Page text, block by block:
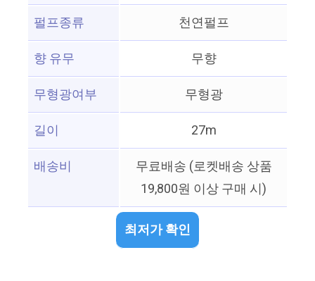
펄프종류
천연펄프
향 유무
무향
무형광여부
무형광
길이
27m
배송비
무료배송 (로켓배송 상품
19,800원 이상 구매 시)
최저가 확인